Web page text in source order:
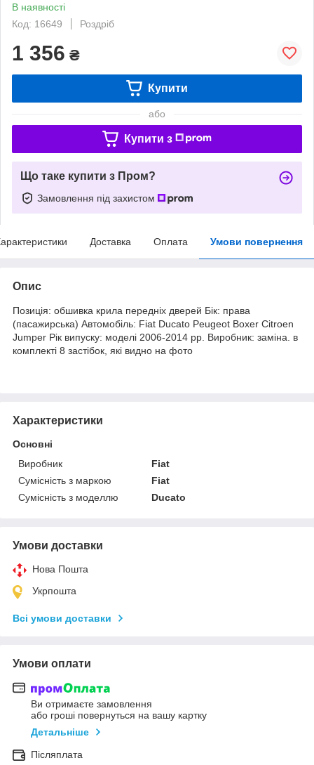
В наявності
Код: 16649
Роздріб
1 356 ₴
Купити
або
Купити з
Що таке купити з Пром?
Замовлення під захистом
Доставка Оплата Умови повернення
Опис
Позиція: обшивка крила передніх дверей Бік: права
(пасажирська) Автомобіль: Fiat Ducato Peugeot Boxer Citroen
Jumper Рік випуску: моделі 2006-2014 рр. Виробник: заміна. в
комплекті 8 застібок, які видно на фото
Характеристики
Основні
Виробник
Fiat
Сумісність з маркою
Fiat
Сумісність з моделлю
Ducato
Умови доставки
Нова Пошта
Укрпошта
Всі умови доставки
Умови оплати
Ви отримаєте замовлення
або гроші повернуться на вашу картку
Детальніше
Післяплата